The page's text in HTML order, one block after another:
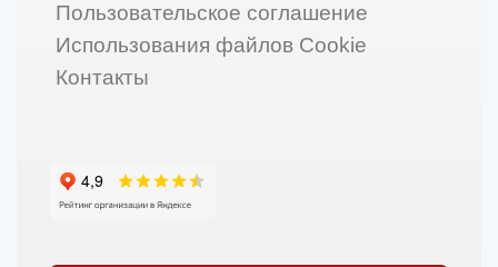
Пользовательское соглашение
Использования файлов Cookie
Контакты